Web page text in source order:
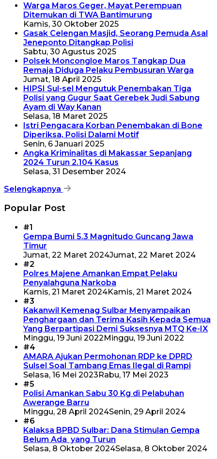
Warga Maros Geger, Mayat Perempuan
Ditemukan di TWA Bantimurung
Kamis, 30 Oktober 2025
Gasak Celengan Masjid, Seorang Pemuda Asal
Jeneponto Ditangkap Polisi
Sabtu, 30 Agustus 2025
Polsek Moncongloe Maros Tangkap Dua
Remaja Diduga Pelaku Pembusuran Warga
Jumat, 18 April 2025
HIPSI Sul-sel Mengutuk Penembakan Tiga
Polisi yang Gugur Saat Gerebek Judi Sabung
Ayam di Way Kanan
Selasa, 18 Maret 2025
Istri Pengacara Korban Penembakan di Bone
Diperiksa, Polisi Dalami Motif
Senin, 6 Januari 2025
Angka Kriminalitas di Makassar Sepanjang
2024 Turun 2.104 Kasus
Selasa, 31 Desember 2024
Selengkapnya
Popular Post
#1
Gempa Bumi 5.3 Magnitudo Guncang Jawa
Timur
Jumat, 22 Maret 2024Jumat, 22 Maret 2024
#2
Polres Majene Amankan Empat Pelaku
Penyalahguna Narkoba
Kamis, 21 Maret 2024Kamis, 21 Maret 2024
#3
Kakanwil Kemenag Sulbar Menyampaikan
Penghargaan dan Terima Kasih Kepada Semua
Yang Berpartipasi Demi Suksesnya MTQ Ke-IX
Minggu, 19 Juni 2022Minggu, 19 Juni 2022
#4
AMARA Ajukan Permohonan RDP ke DPRD
Sulsel Soal Tambang Emas Ilegal di Rampi
Selasa, 16 Mei 2023Rabu, 17 Mei 2023
#5
Polisi Amankan Sabu 30 Kg di Pelabuhan
Awerange Barru
Minggu, 28 April 2024Senin, 29 April 2024
#6
Kalaksa BPBD Sulbar: Dana Stimulan Gempa
Belum Ada yang Turun
Selasa, 8 Oktober 2024Selasa, 8 Oktober 2024